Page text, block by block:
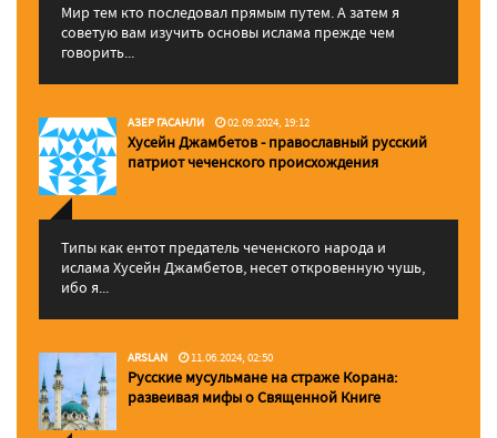
Мир тем кто последовал прямым путем. А затем я
советую вам изучить основы ислама прежде чем
говорить...
АЗЕР ГАСАНЛИ 02.09.2024, 19:12
Хусейн Джамбетов - православный русский
патриот чеченского происхождения
Типы как ентот предатель чеченского народа и
ислама Хусейн Джамбетов, несет откровенную чушь,
ибо я...
ARSLAN 11.06.2024, 02:50
Русские мусульмане на страже Корана:
pазвеивая мифы о Священной Книге